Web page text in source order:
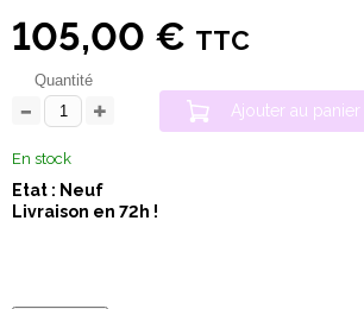
105,00 € TTC
Quantité
Ajouter au panier
En stock
Etat : Neuf
Livraison en 72h !